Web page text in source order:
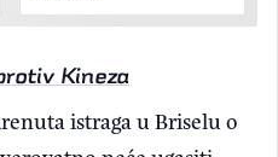
Kineza
istraga u Briselu o